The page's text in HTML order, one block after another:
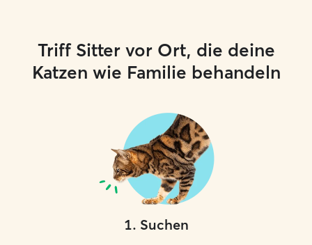
Triff Sitter vor Ort, die deine
Katzen wie Familie behandeln
1. Suchen